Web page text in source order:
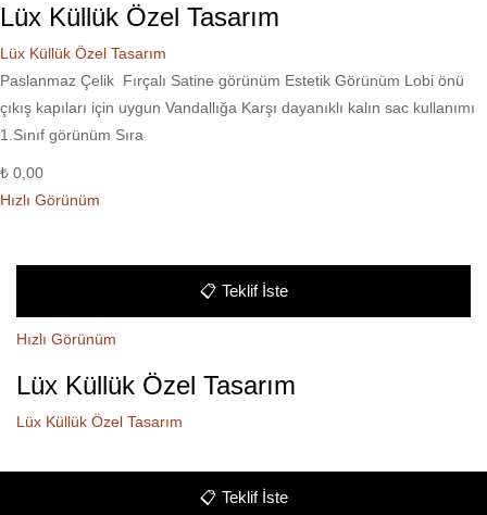
Lüx Küllük Özel Tasarım
Lüx Küllük Özel Tasarım
Paslanmaz Çelik Fırçalı Satine görünüm Estetik Görünüm Lobi önü
çıkış kapıları için uygun Vandallığa Karşı dayanıklı kalın sac kullanımı
1.Sınıf görünüm Sıra
₺ 0,00
Hızlı Görünüm
📋 Teklif İste
Hızlı Görünüm
Lüx Küllük Özel Tasarım
Lüx Küllük Özel Tasarım
📋 Teklif İste